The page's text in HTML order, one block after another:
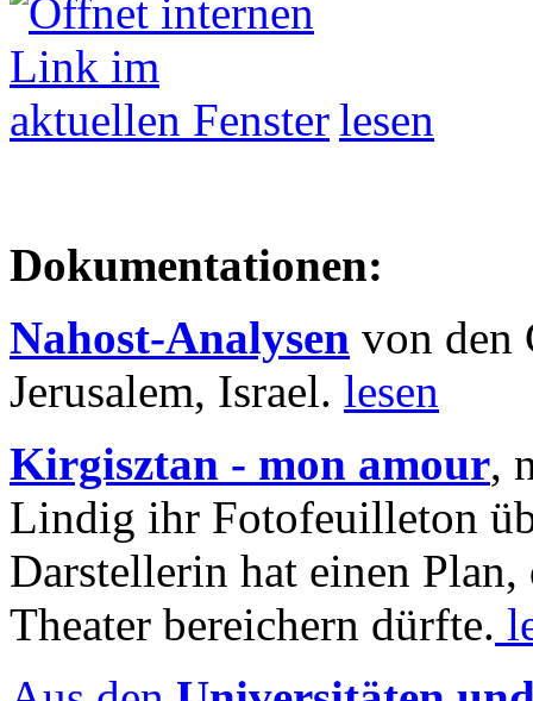
lesen
Dokumentationen:
Nahost-Analysen von den
Jerusalem, Israel. lesen
Kirgisztan - mon amour,
Lindig ihr Fotofeuilleton
Darstellerin hat einen Plan,
Theater bereichern dürfte.